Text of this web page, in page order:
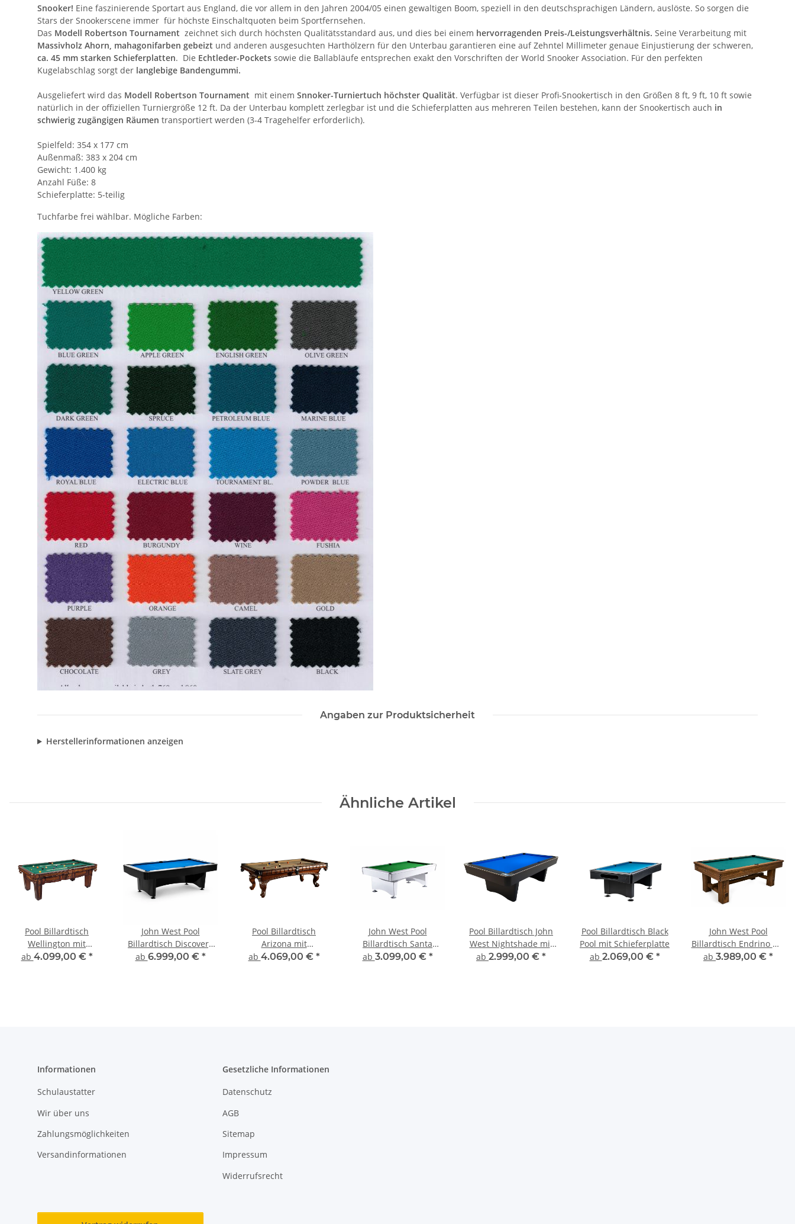
Snooker! Eine faszinierende Sportart aus England, die vor allem in den Jahren 2004/05 einen gewaltigen Boom, speziell in den deutschsprachigen Ländern, auslöste. So sorgen die
Stars der Snookerscene immer für höchste Einschaltquoten beim Sportfernsehen.
Das Modell Robertson Tournament zeichnet sich durch höchsten Qualitätsstandard aus, und dies bei einem hervorragenden Preis-/Leistungsverhältnis. Seine Verarbeitung mit
Massivholz Ahorn, mahagonifarben gebeizt und anderen ausgesuchten Harthölzern für den Unterbau garantieren eine auf Zehntel Millimeter genaue Einjustierung der schweren,
ca. 45 mm starken Schieferplatten. Die Echtleder-Pockets sowie die Ballabläufe entsprechen exakt den Vorschriften der World Snooker Association. Für den perfekten
Kugelabschlag sorgt der langlebige Bandengummi.
Ausgeliefert wird das Modell Robertson Tournament mit einem Snnoker-Turniertuch höchster Qualität. Verfügbar ist dieser Profi-Snookertisch in den Größen 8 ft, 9 ft, 10 ft sowie
natürlich in der offiziellen Turniergröße 12 ft. Da der Unterbau komplett zerlegbar ist und die Schieferplatten aus mehreren Teilen bestehen, kann der Snookertisch auch in
schwierig zugängigen Räumen transportiert werden (3-4 Tragehelfer erforderlich).
Spielfeld: 354 x 177 cm
Außenmaß: 383 x 204 cm
Gewicht: 1.400 kg
Anzahl Füße: 8
Schieferplatte: 5-teilig
Tuchfarbe frei wählbar. Mögliche Farben:
Angaben zur Produktsicherheit
Herstellerinformationen anzeigen
Ähnliche Artikel
Pool Billardtisch
Wellington mit
Schieferplatte
ab 4.099,00 € *
John West Pool
Billardtisch Discovery
mit Schieferplatte
ab 6.999,00 € *
Pool Billardtisch
Arizona mit
Schieferplatte
ab 4.069,00 € *
John West Pool
Billardtisch Santa
Monica mit
ab 3.099,00 € *
Pool Billardtisch John
West Nightshade mit
Schieferplatte
ab 2.999,00 € *
Pool Billardtisch Black
Pool mit Schieferplatte
ab 2.069,00 € *
John West Pool
Billardtisch Endrino mit
Schieferplatte
ab 3.989,00 € *
Informationen
Schulaustatter
Wir über uns
Zahlungsmöglichkeiten
Versandinformationen
Gesetzliche Informationen
Datenschutz
AGB
Sitemap
Impressum
Widerrufsrecht